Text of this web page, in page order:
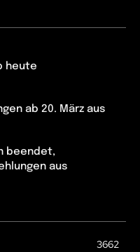
heute
ab 20. März aus
beendet,
aus
3662